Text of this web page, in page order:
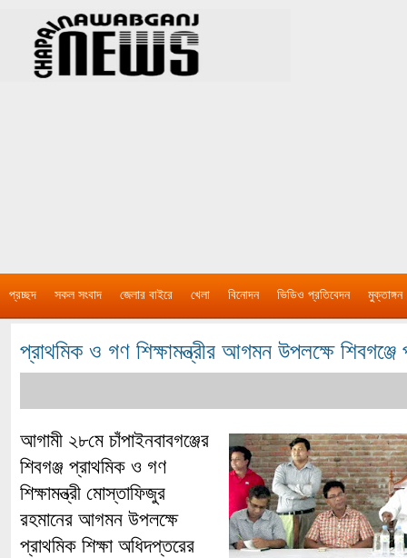
প্রচ্ছদ সকল সংবাদ জেলার বাইরে খেলা বিনোদন ভিডিও প্রতিবেদন মুক্তাঙ্গন
প্রাথমিক ও গণ শিক্ষামন্ত্রীর আগমন উপলক্ষে
আগামী ২৮মে চাঁপাইনবাবগঞ্জের
শিবগঞ্জ প্রাথমিক ও গণ
শিক্ষামন্ত্রী মোস্তাফিজুর
রহমানের আগমন উপলক্ষে
প্রাথমিক শিক্ষা অধিদপ্তরের